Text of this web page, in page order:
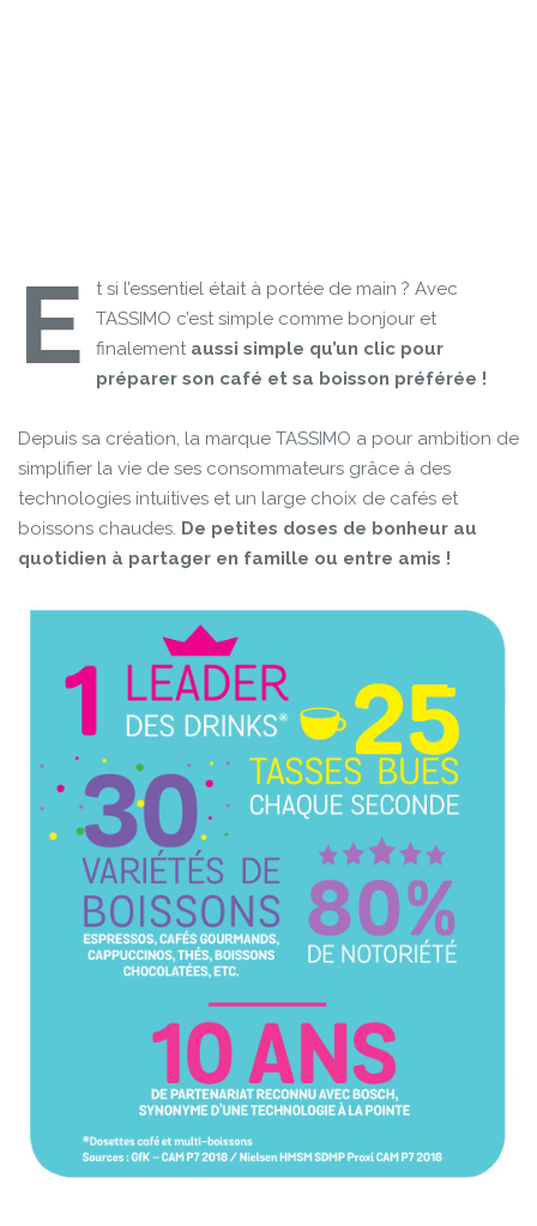
E
t si l’essentiel était à portée de main ? Avec
TASSIMO c’est simple comme bonjour et
finalement aussi simple qu’un clic pour
préparer son café et sa boisson préférée !
Depuis sa création, la marque TASSIMO a pour ambition de
simplifier la vie de ses consommateurs grâce à des
technologies intuitives et un large choix de cafés et
boissons chaudes. De petites doses de bonheur au
quotidien à partager en famille ou entre amis !